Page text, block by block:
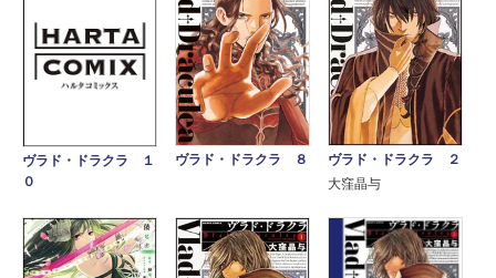
ヴラド・ドラクラ １
０
ヴラド・ドラクラ ８
ヴラド・ドラクラ ２
大窪晶与